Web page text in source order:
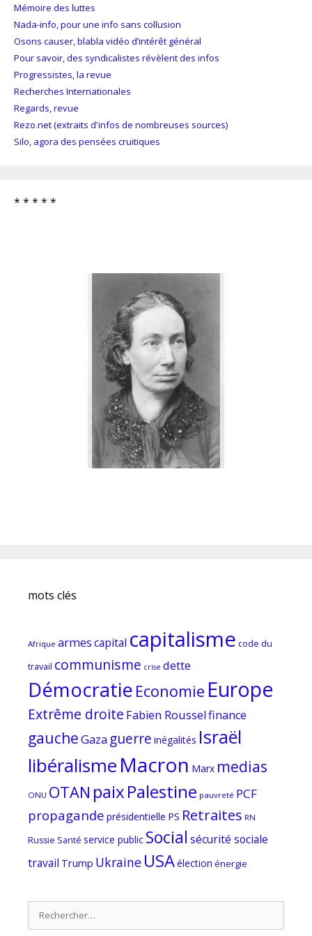
Mémoire des luttes
Nada-info, pour une info sans collusion
Osons causer, blabla vidéo d’intérêt général
Pour savoir, des syndicalistes révèlent des infos
Progressistes, la revue
Recherches Internationales
Regards, revue
Rezo.net (extraits d'infos de nombreuses sources)
Silo, agora des pensées cruitiques
* * * * *
mots clés
Afrique armescapital capitalisme code du
travail communisme crise dette
Démocratie Economie Europe
Extrême droite Fabien Rousselfinance
gaucheGaza guerre inégalités Israël
libéralismeMacron Marx medias
ONU OTAN paixPalestine pauvreté PCF
propagande présidentielle PS Retraites RN
Russie Santé service public Social sécurité sociale
travail Trump Ukraine USAélection énergie